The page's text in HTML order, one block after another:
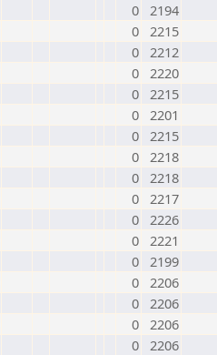
0 2194
0 2215
0 2212
0 2220
0 2215
0 2201
0 2215
0 2218
0 2218
0 2217
0 2226
0 2221
0 2199
0 2206
0 2206
0 2206
0 2206